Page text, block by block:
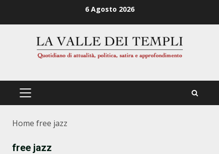
6 Agosto 2026
PRIMÄRES
Home free jazz
free jazz